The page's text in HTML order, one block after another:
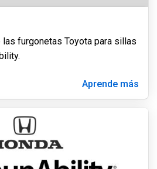
furgonetas Toyota para sillas
Aprende más